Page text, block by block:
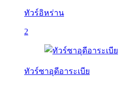
ทัวร์อิหร่าน
2
ทัวร์ซาอุดีอาระเบีย